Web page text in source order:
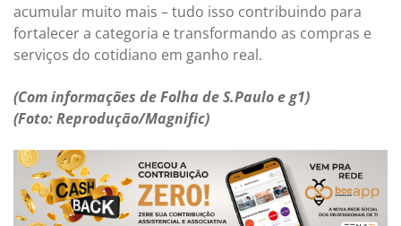
acumular muito mais – tudo isso contribuindo para
fortalecer a categoria e transformando as compras e
serviços do cotidiano em ganho real.
(Com informações de Folha de S.Paulo e g1)
(Foto: Reprodução/Magnific)